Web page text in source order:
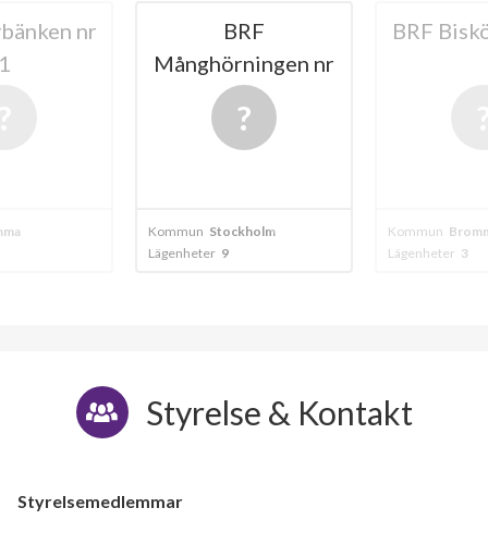
nr
BRF Biskötaren 10
Kommun Bromma
Lägenheter 3
BRF
Kommun
Lägenheter 23
Styrelse & Kontakt
Styrelsemedlemmar